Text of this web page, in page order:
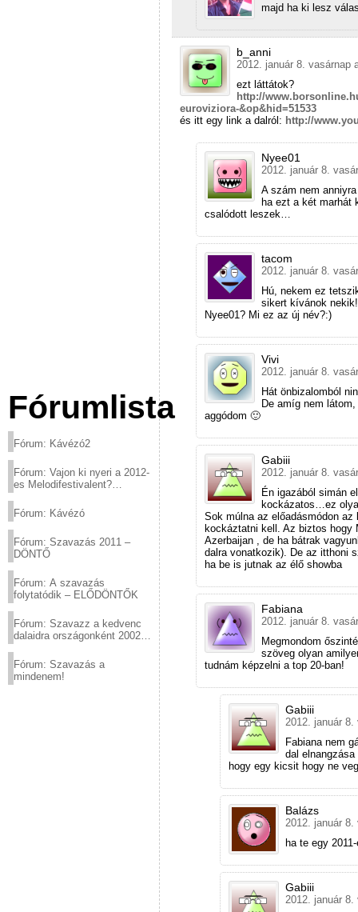
Fórumlista
Fórum: Kávézó2
Fórum: Vajon ki nyeri a 2012-
es Melodifestivalent?
Fórum: Kávézó
Fórum: Szavazás 2011 –
DÖNTŐ
Fórum: A szavazás
folytatódik – ELŐDÖNTŐK
Fórum: Szavazz a kedvenc
dalaidra országonként 2002
Fórum: Szavazás a
mindenem!
majd ha ki lesz
b_anni
2012. január 8. vasárnap
ezt láttátok?
http://
euroviziora-&op&hid=51533
és itt egy link a dalról: http://
Nyee01
2012. január 8.
A szám nem
ha ezt a két marhát
csalódott leszek…
tacom
2012. január 8.
Hú, nekem ez
sikert kívánok
Nyee01? Mi ez az új név?:)
Vivi
2012. január 8.
Hát önbizalomból
De amíg nem
aggódom 🙂
Gabiii
2012. január 8.
Én igazából simán
kockázatos…ez
Sok múlna az előadásmódon
kockáztatni kell. Az biztos hogy
Azerbaijan , de ha bátrak
dalra vonatkozik). De az itthoni
ha be is jutnak az élő showba
Fabiana
2012. január 8.
Megmondom
szöveg olyan
tudnám képzelni a top 20-ban!
Gabiii
2012. január
Fabiana nem
dal
hogy egy kicsit hogy ne
Balázs
2012. január
ha te egy
Gabiii
2012. január